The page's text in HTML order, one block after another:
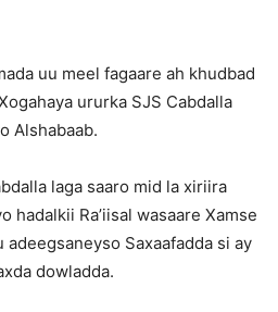
uu meel fagaare ah khudbad
ururka SJS Cabdalla
Alshabaab.
laga saaro mid la xiriira
hadalkii Ra’iisal wasaare Xamse
Saxaafadda si ay
dowladda.